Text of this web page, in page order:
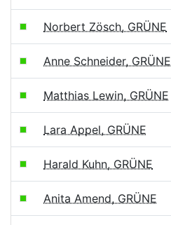
Norbert Zösch, GRÜNE
Anne Schneider, GRÜNE
Matthias Lewin, GRÜNE
Lara Appel, GRÜNE
Harald Kuhn, GRÜNE
Anita Amend, GRÜNE